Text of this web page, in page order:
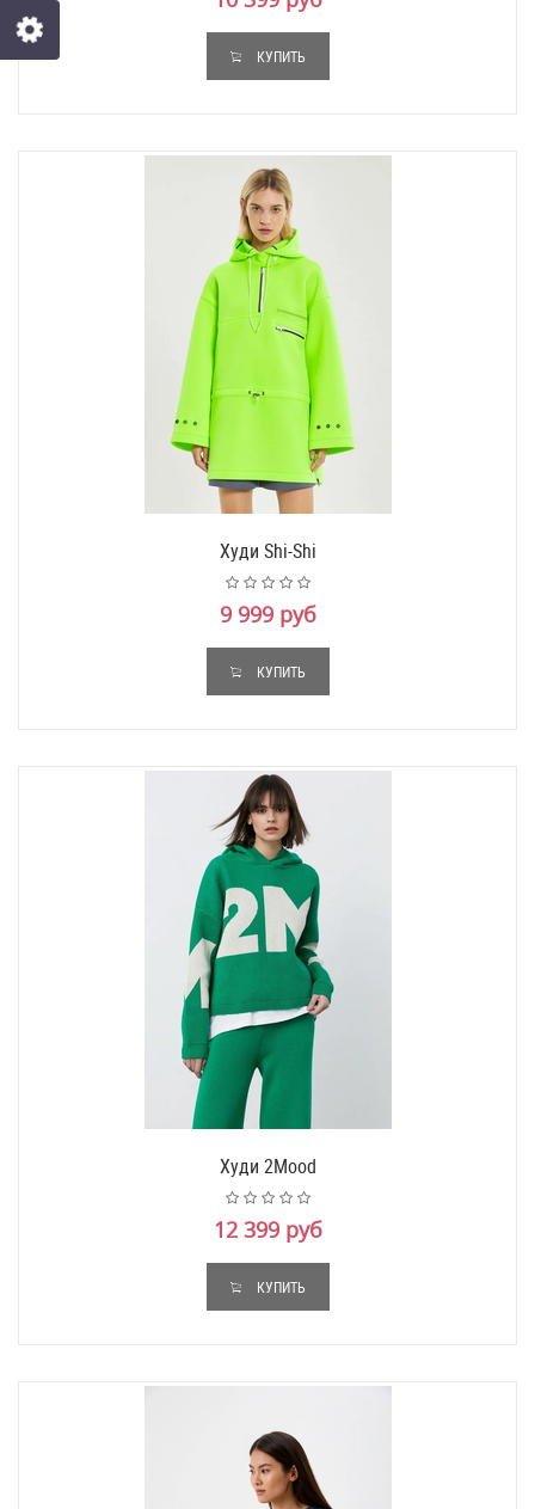
КУПИТЬ
Худи Shi-Shi
9 999 руб
КУПИТЬ
Худи 2Mood
12 399 руб
КУПИТЬ